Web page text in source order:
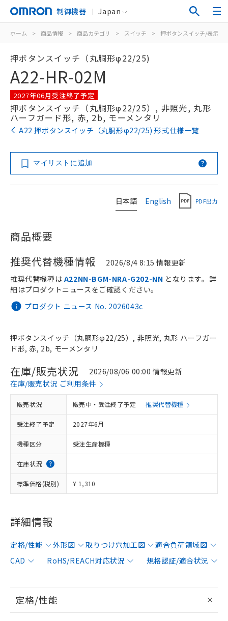
制御機器 Japan
ホーム > 商品情報 > 商品カテゴリ > スイッチ > 押ボタンスイッチ/表示灯
押ボタンスイッチ（丸胴形φ22/25)
A22-HR-02M
2027年06月受注終了予定
押ボタンスイッチ（丸胴形φ22/25）, 非照光, 丸形
ハーフガード形, 赤, 2b, モーメンタリ
A22 押ボタンスイッチ（丸胴形φ22/25) 形式仕様一覧
マイリストに追加
日本語 English PDF出力
商品概要
推奨代替機種情報
2026/8/4 8:15 情報更新
プロダクト ニュース No. 2026043c
推奨代替機種は A22NN-BGM-NRA-G202-NN となります。詳
細はプロダクトニュースをご確認ください。
押ボタンスイッチ（丸胴形φ22/25）, 非照光, 丸形 ハーフガー
ド形, 赤, 2b, モーメンタリ
在庫/販売状況
2026/08/06 00:00 情報更新
在庫/販売状況 ご利用条件
販売状況 販売中・受注終了予定 推奨代替機種
受注終了予定 2027年6月
機種区分 受注生産機種
在庫状況
標準価格(税別) ¥ 1,310
詳細情報
定格/性能 外形図 取りつけ穴加工図
適合負荷領域図
CAD
RoHS/REACH対応状況 規格認証/適合状況
定格/性能